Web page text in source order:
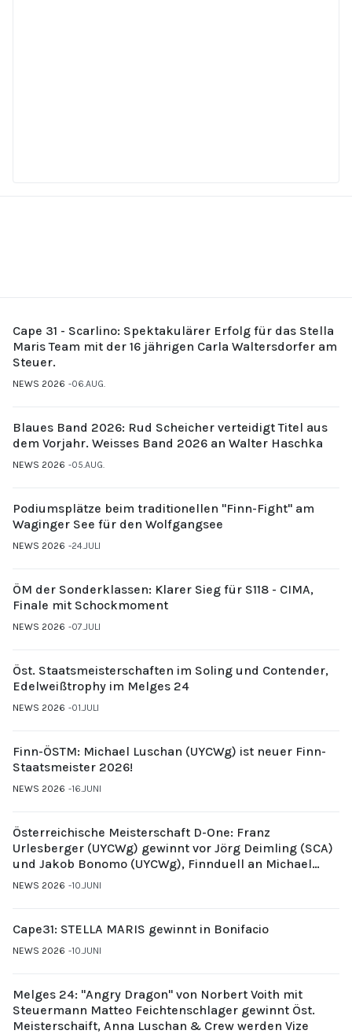
Cape 31 - Scarlino: Spektakulärer Erfolg für das Stella
Maris Team mit der 16 jährigen Carla Waltersdorfer am
Steuer.
NEWS 2026 06.AUG.
Blaues Band 2026: Rud Scheicher verteidigt Titel aus
dem Vorjahr. Weisses Band 2026 an Walter Haschka
NEWS 2026 05.AUG.
Podiumsplätze beim traditionellen "Finn-Fight" am
Waginger See für den Wolfgangsee
NEWS 2026 24.JULI
ÖM der Sonderklassen: Klarer Sieg für S118 - CIMA,
Finale mit Schockmoment
NEWS 2026 07.JULI
Öst. Staatsmeisterschaften im Soling und Contender,
Edelweißtrophy im Melges 24
NEWS 2026 01.JULI
Finn-ÖSTM: Michael Luschan (UYCWg) ist neuer Finn-
Staatsmeister 2026!
NEWS 2026 16.JUNI
Österreichische Meisterschaft D-One: Franz
Urlesberger (UYCWg) gewinnt vor Jörg Deimling (SCA)
und Jakob Bonomo (UYCWg), Finnduell an Michael
Gubi (UYCMo)
NEWS 2026 10.JUNI
Cape31: STELLA MARIS gewinnt in Bonifacio
NEWS 2026 10.JUNI
Melges 24: "Angry Dragon" von Norbert Voith mit
Steuermann Matteo Feichtenschlager gewinnt Öst.
Meisterschaift, Anna Luschan & Crew werden Vize